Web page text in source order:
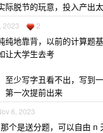
际脱节的玩意，投入产出
2023 2
纯地靠背，以前的计算题
让大学生去考
至少写字丑看不出，写到
第一次提前出来
6, 2023
个是送分题，可以自由 n